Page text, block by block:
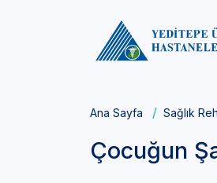
Ana Sayfa Sağlık
Çocuğun